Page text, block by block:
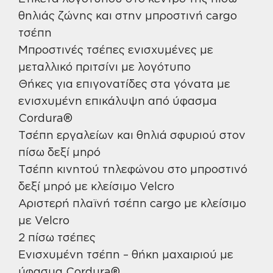
θηλιάς ζώνης και στην μπροστινή cargo
τσέπη
Μπροστινές τσέπες ενισχυμένες με
μεταλλικό πριτσίνι με λογότυπο
Θήκες για επιγονατίδες στα γόνατα με
ενισχυμένη επικάλυψη από ύφασμα
Cordura®
Τσέπη εργαλείων και θηλιά σφυριού στον
πίσω δεξί μηρό
Τσέπη κινητού τηλεφώνου στο μπροστινό
δεξί μηρό με κλείσιμο Velcro
Αριστερή πλαϊνή τσέπη cargo με κλείσιμο
με Velcro
2 πίσω τσέπες
Ενισχυμένη τσέπη – θήκη μαχαιριού με